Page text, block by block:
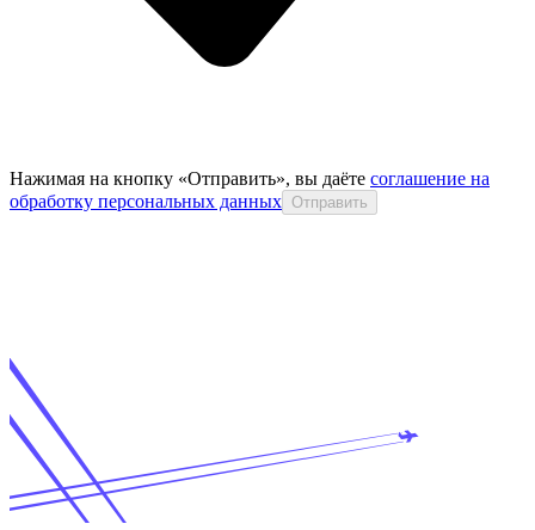
Нажимая на кнопку «Отправить», вы даёте соглашение на
обработку персональных данных Отправить